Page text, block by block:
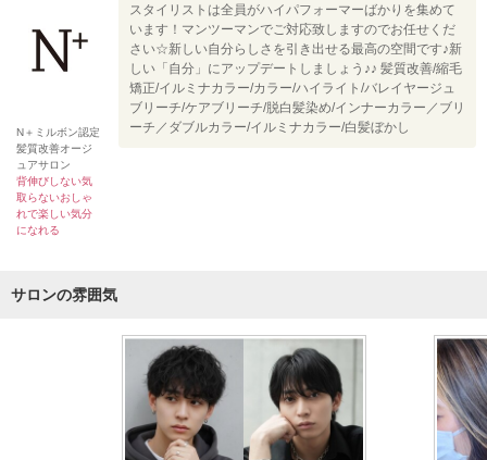
N＋ミルボン認定
髪質改善オージ
ュアサロン
背伸びしない気
取らないおしゃ
れで楽しい気分
になれる
スタイリストは全員がハイパフォーマーばかりを集めて
います！マンツーマンでご対応致しますのでお任せくだ
さい☆新しい自分らしさを引き出せる最高の空間です♪新
しい「自分」にアップデートしましょう♪♪ 髪質改善/縮毛
矯正/イルミナカラー/カラー/ハイライト/バレイヤージュ
ブリーチ/ケアブリーチ/脱白髪染め/インナーカラー／ブリ
ーチ／ダブルカラー/イルミナカラー/白髪ぼかし
サロンの雰囲気